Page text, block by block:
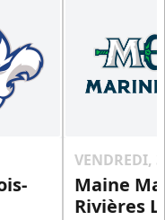
VENDREDI,
Maine
Rivières